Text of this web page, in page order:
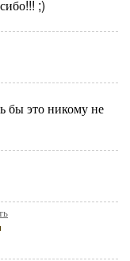
;)
бы это никому не